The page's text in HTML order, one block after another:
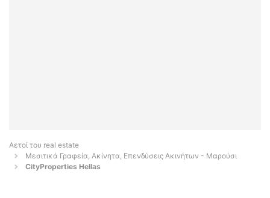
Αετοί του real estate
Μεσιτικά Γραφεία, Ακίνητα, Επενδύσεις Ακινήτων - Μαρούσι
CityProperties Hellas